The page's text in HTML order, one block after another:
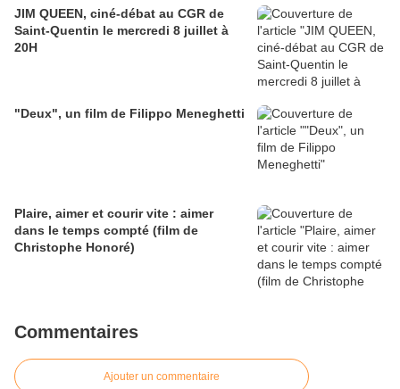
JIM QUEEN, ciné-débat au CGR de
Saint-Quentin le mercredi 8 juillet à
20H
"Deux", un film de Filippo Meneghetti
Plaire, aimer et courir vite : aimer
dans le temps compté (film de
Christophe Honoré)
Commentaires
Ajouter un commentaire